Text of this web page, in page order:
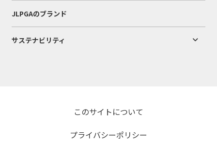
JLPGAのブランド
サステナビリティ
このサイトについて
プライバシーポリシー